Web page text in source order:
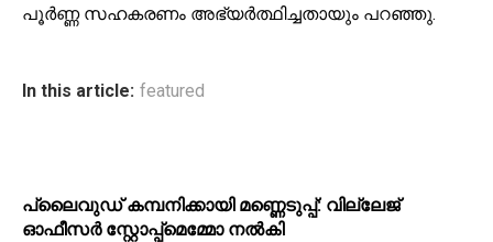
പൂര്‍ണ്ണ സഹകരണം അഭ്യര്‍ത്ഥിച്ചതായും പറഞ്ഞു.
In this article: featured
പ്ലൈവുഡ് കമ്പനിക്കായി മണ്ണെടുപ്പ്: വില്ലേജ്
ഓഫീസർ സ്റ്റോപ്പ്മെമ്മോ നൽകി